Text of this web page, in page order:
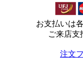
お支払いは
ご来店支
注文